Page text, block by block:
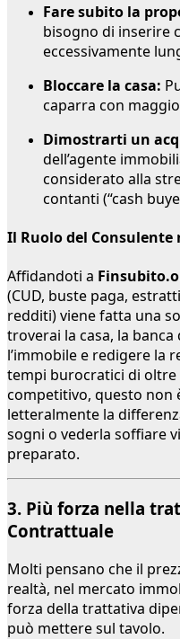
Fare subito la
bisogno di inserire
eccessivamente
Bloccare la casa:
caparra con
Dimostrarti un
dell’agente
considerato alla
contanti (“cash
Il Ruolo del Consulente
Affidandoti a
(CUD, buste paga,
redditi) viene fatta una
troverai la casa, la
l’immobile e redigere la
tempi burocratici di oltre
competitivo, questo non
letteralmente la
sogni o vederla soffiare
preparato.
3. Più forza nella
Contrattuale
Molti pensano che il
realtà, nel mercato
forza della trattativa
può mettere sul tavolo.